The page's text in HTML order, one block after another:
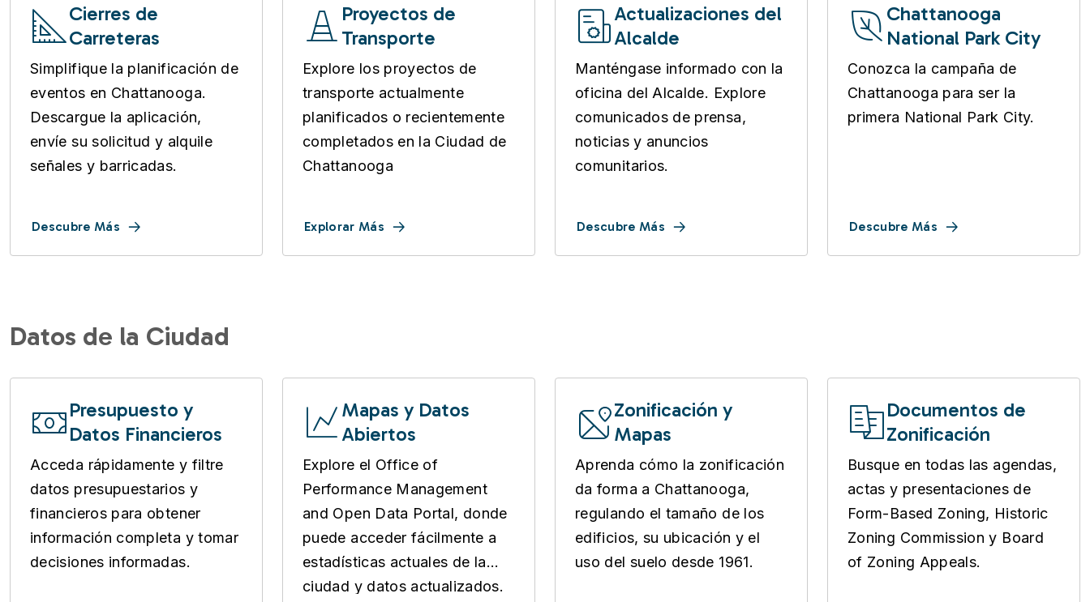
Cierres de
Carreteras
Simplifique la planificación de
eventos en Chattanooga.
Descargue la aplicación,
envíe su solicitud y alquile
señales y barricadas.
Descubre Más
Proyectos de
Transporte
Explore los proyectos de
transporte actualmente
planificados o recientemente
completados en la Ciudad de
Chattanooga
Explorar Más
Actualizaciones del
Alcalde
Manténgase informado con la
oficina del Alcalde. Explore
comunicados de prensa,
noticias y anuncios
comunitarios.
Descubre Más
Chattanooga
National Park City
Conozca la campaña de
Chattanooga para ser la
primera National Park City.
Descubre Más
Datos de la Ciudad
Presupuesto y
Datos Financieros
Acceda rápidamente y filtre
datos presupuestarios y
financieros para obtener
información completa y tomar
decisiones informadas.
Mapas y Datos
Abiertos
Explore el Office of
Performance Management
and Open Data Portal, donde
puede acceder fácilmente a
estadísticas actuales de la
ciudad y datos actualizados.
Zonificación y
Mapas
Aprenda cómo la zonificación
da forma a Chattanooga,
regulando el tamaño de los
edificios, su ubicación y el
uso del suelo desde 1961.
Documentos de
Zonificación
Busque en todas las agendas,
actas y presentaciones de
Form-Based Zoning, Historic
Zoning Commission y Board
of Zoning Appeals.